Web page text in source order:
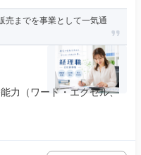
売までを事業として一気通
力（ワード・エクセル、